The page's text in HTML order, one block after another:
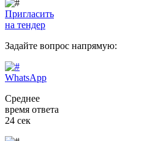
Пригласить
на тендер
Задайте вопрос напрямую:
WhatsApp
Среднее
время ответа
24 сек